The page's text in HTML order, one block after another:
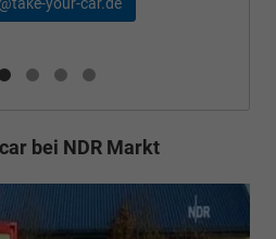
your-car.de
bei NDR Markt